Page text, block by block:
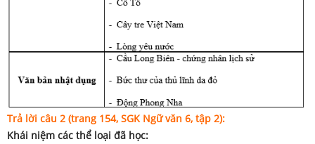
Trả lời câu 2 (trang 154, SGK Ngữ văn 6, tập 2):
Khái niệm các thể loại đã học: